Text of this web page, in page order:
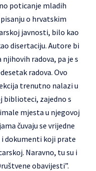
poticanje mladih
o hrvatskim
javnosti, bilo kao
disertaciju. Autore bi
radova, pa je s
radova. Ovo
trenutno nalazi u
biblioteci, zajedno s
mjesta u njegovoj
čuvaju se vrijedne
dokumenti koji prate
Naravno, tu su i
obavijesti”.